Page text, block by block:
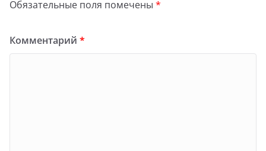
Обязательные поля помечены *
Комментарий *